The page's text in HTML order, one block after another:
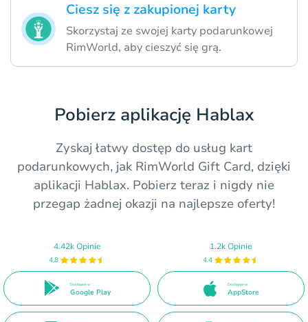
Ciesz się z zakupionej karty
Skorzystaj ze swojej karty podarunkowej
RimWorld, aby cieszyć się grą.
Pobierz aplikację Hablax
Zyskaj łatwy dostęp do usług kart
podarunkowych, jak RimWorld Gift Card, dzięki
aplikacji Hablax. Pobierz teraz i nigdy nie
przegap żadnej okazji na najlepsze oferty!
4.42k Opinie
4.8
Dostępne w
Google Play
1.2k Opinie
4.4
Dostępne w
AppStore